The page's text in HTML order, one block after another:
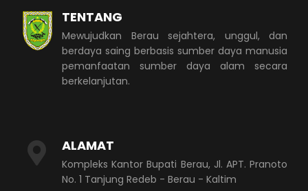
TENTANG
Mewujudkan Berau sejahtera, unggul, dan
berdaya saing berbasis sumber daya manusia
pemanfaatan sumber daya alam secara
berkelanjutan.
ALAMAT
Kompleks Kantor Bupati Berau, Jl. APT. Pranoto
No. 1 Tanjung Redeb - Berau - Kaltim